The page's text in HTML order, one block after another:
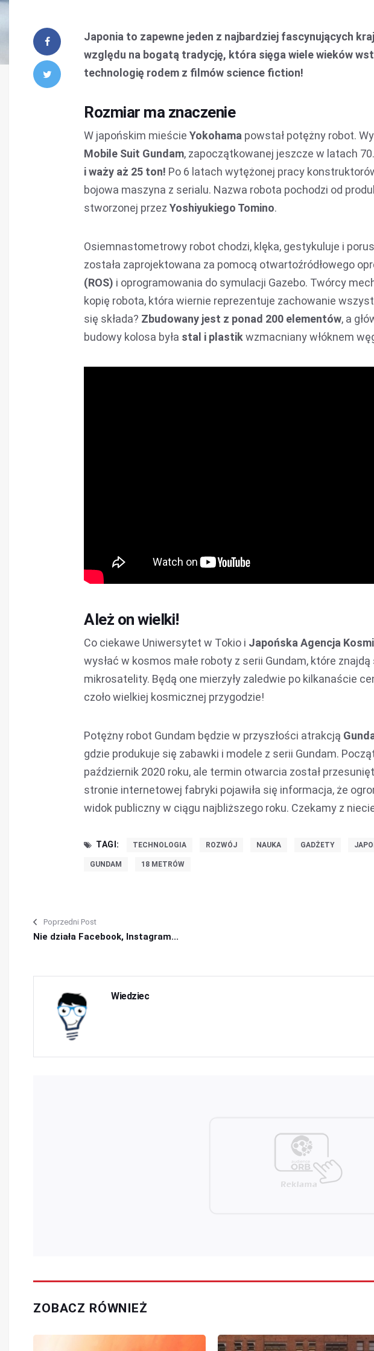
Japonia to zapewne jeden z najbardziej fascynujących
względu na bogatą tradycję, która sięga wiele wieków
technologię rodem z filmów science fiction!
Rozmiar ma znaczenie
W japońskim mieście Yokohama powstał potężny robot.
Mobile Suit Gundam, zapoczątkowanej jeszcze w latach
i waży aż 25 ton! Po 6 latach wytężonej pracy
bojowa maszyna z serialu. Nazwa robota pochodzi od
stworzonej przez Yoshiyukiego Tomino.
Osiemnastometrowy robot chodzi, klęka, gestykuluje i
została zaprojektowana za pomocą otwartoźródłowego
(ROS) i oprogramowania do symulacji Gazebo. Twórcy
kopię robota, która wiernie reprezentuje zachowanie
się składa? Zbudowany jest z ponad 200 elementów, a
budowy kolosa była stal i plastikwzmacniany włóknem
Ależ on wielki!
Co ciekawe Uniwersytet w Tokio i Japońska Agencja
wysłać w kosmos małe roboty z serii Gundam, które
mikrosatelity. Będą one mierzyły zaledwie po kilkanaście
czoło wielkiej kosmicznej przygodzie!
Potężny robot Gundam będzie w przyszłości atrakcją
gdzie produkuje się zabawki i modele z serii Gundam.
październik 2020 roku, ale termin otwarcia został
stronie internetowej fabryki pojawiła się informacja, że
widok publiczny w ciągu najbliższego roku. Czekamy z
TAGI: TECHNOLOGIA ROZWÓJ NAUKA GADŻETY
GUNDAM 18 METRÓW
Poprzedni Post
Nie działa Facebook, Instagram...
Wiedziec
ZOBACZ RÓWNIEŻ